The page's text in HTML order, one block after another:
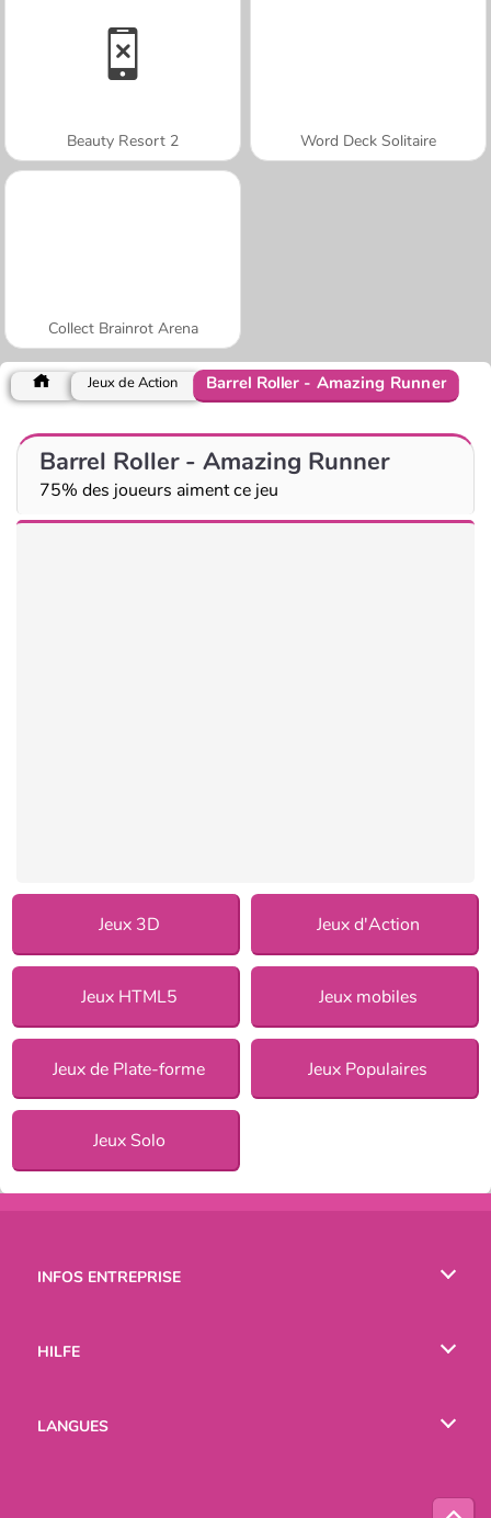
Beauty Resort 2 Word Deck Solitaire
Collect Brainrot Arena
Jeux de Action Barrel Roller - Amazing Runner
Barrel Roller - Amazing Runner
75% des joueurs aiment ce jeu
Jeux 3D Jeux d'Action
Jeux HTML5 Jeux mobiles
Jeux de Plate-forme Jeux Populaires
Jeux Solo
INFOS ENTREPRISE
HILFE
LANGUES